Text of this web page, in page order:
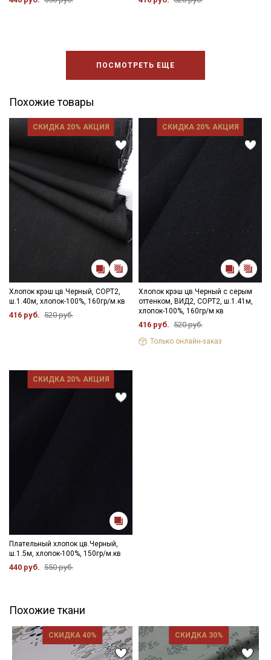
ПОСМОТРЕТЬ ЕЩЕ
Похожие товары
СКИДКА 20% АКЦИЯ
Хлопок крэш цв.Черный, СОРТ2,
ш.1.40м, хлопок-100%, 160гр/м.кв
416 руб. 520 руб.
СКИДКА 20% АКЦИЯ
Хлопок крэш цв.Черный с серым
оттенком, ВИД2, СОРТ2, ш.1.41м,
хлопок-100%, 160гр/м.кв
416 руб. 520 руб.
Только онлайн-заказ
СКИДКА 20% АКЦИЯ
Плательный хлопок цв.Черный,
ш.1.5м, хлопок-100%, 150гр/м.кв
440 руб. 550 руб.
Похожие ткани
СКИДКА 40% СКИДКА 30%